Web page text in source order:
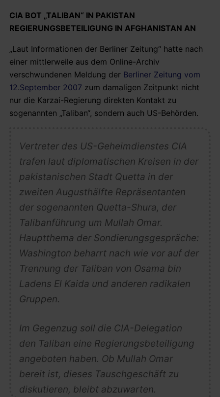
CIA BOT „TALIBAN“ IN PAKISTAN
REGIERUNGSBETEILIGUNG IN AFGHANISTAN AN
„Laut Informationen der Berliner Zeitung“ hatte nach
einer mittlerweile aus dem Online-Archiv
verschwundenen Meldung der Berliner Zeitung vom
12.September 2007 zum damaligen Zeitpunkt nicht
nur die Karzai-Regierung direkten Kontakt zu
sogenannten „Taliban“, sondern auch US-Behörden.
Vertreter des US-Geheimdienstes CIA
trafen laut diplomatischen Kreisen in der
pakistanischen Stadt Quetta in der
zweiten Augusthälfte Repräsentanten
der sogenannten Quetta-Shura, der
Talibanführung um Mullah Omar.
Hauptthema der Sondierungsgespräche:
Washington beharrt nach wie vor auf der
Trennung der Taliban von Osama bin
Ladens El Kaida und anderen radikalen
Gruppen.
Im Gegenzug soll die CIA-Delegation
den Taliban eine Regierungsbeteiligung
angeboten haben. Ob Mullah Omar
bereit ist, dieses Tauschgeschäft zu
diskutieren, bleibt abzuwarten.